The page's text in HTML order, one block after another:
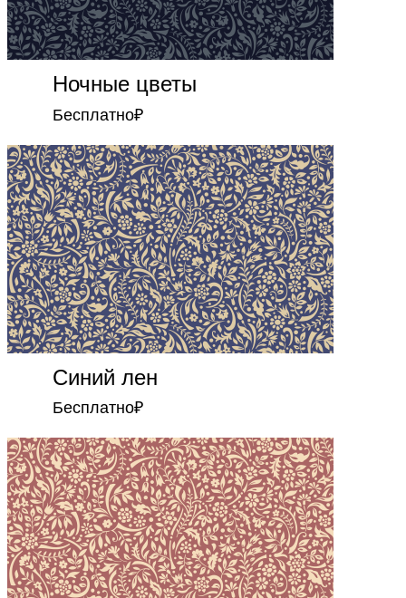
Ночные цветы
Бесплатно₽
Синий лен
Бесплатно₽